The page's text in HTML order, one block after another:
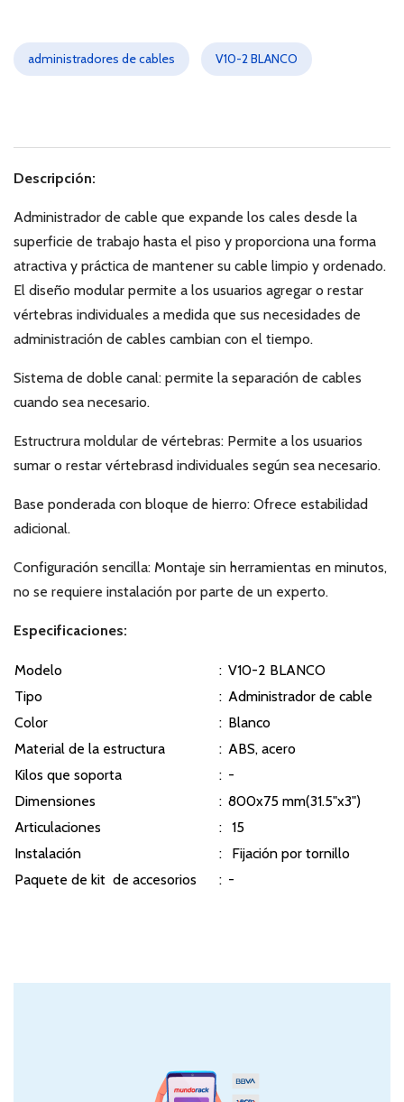
administradores de cables V10-2 BLANCO
Descripción:
Administrador de cable que expande los cales desde la
superficie de trabajo hasta el piso y proporciona una forma
atractiva y práctica de mantener su cable limpio y ordenado.
El diseño modular permite a los usuarios agregar o restar
vértebras individuales a medida que sus necesidades de
administración de cables cambian con el tiempo.
Sistema de doble canal: permite la separación de cables
cuando sea necesario.
Estructrura moldular de vértebras: Permite a los usuarios
sumar o restar vértebrasd individuales según sea necesario.
Base ponderada con bloque de hierro: Ofrece estabilidad
adicional.
Configuración sencilla: Montaje sin herramientas en minutos,
no se requiere instalación por parte de un experto.
Especificaciones:
Modelo : V10-2 BLANCO
Tipo
: Administrador de cable
Color
: Blanco
Material de la estructura
: ABS, acero
Kilos que soporta
: -
Dimensiones
: 800x75 mm(31.5"x3")
Articulaciones
: 15
Instalación
:
Fijación por tornillo
Paquete de kit de accesorios
: -